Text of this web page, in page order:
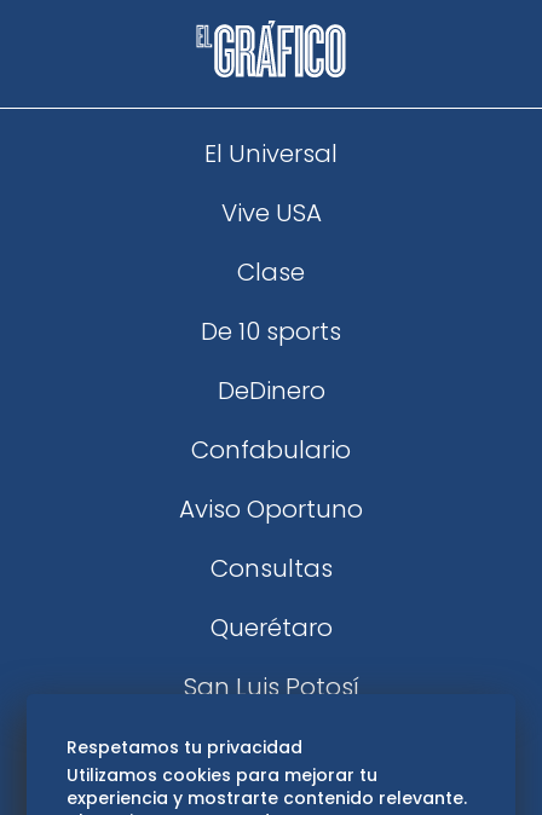
El Universal
Vive USA
Clase
De 10 sports
DeDinero
Confabulario
Aviso Oportuno
Consultas
Querétaro
San Luis Potosí
Edomex
Consultas
Respetamos tu privacidad
Utilizamos cookies para mejorar tu
experiencia y mostrarte contenido relevante.